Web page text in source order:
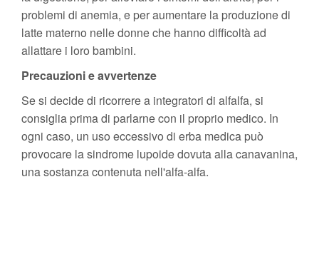
problemi di anemia, e per aumentare la produzione di
latte materno nelle donne che hanno difficoltà ad
allattare i loro bambini.
Precauzioni e avvertenze
Se si decide di ricorrere a integratori di alfalfa, si
consiglia prima di parlarne con il proprio medico. In
ogni caso, un uso eccessivo di erba medica può
provocare la sindrome lupoide dovuta alla canavanina,
una sostanza contenuta nell'alfa-alfa.